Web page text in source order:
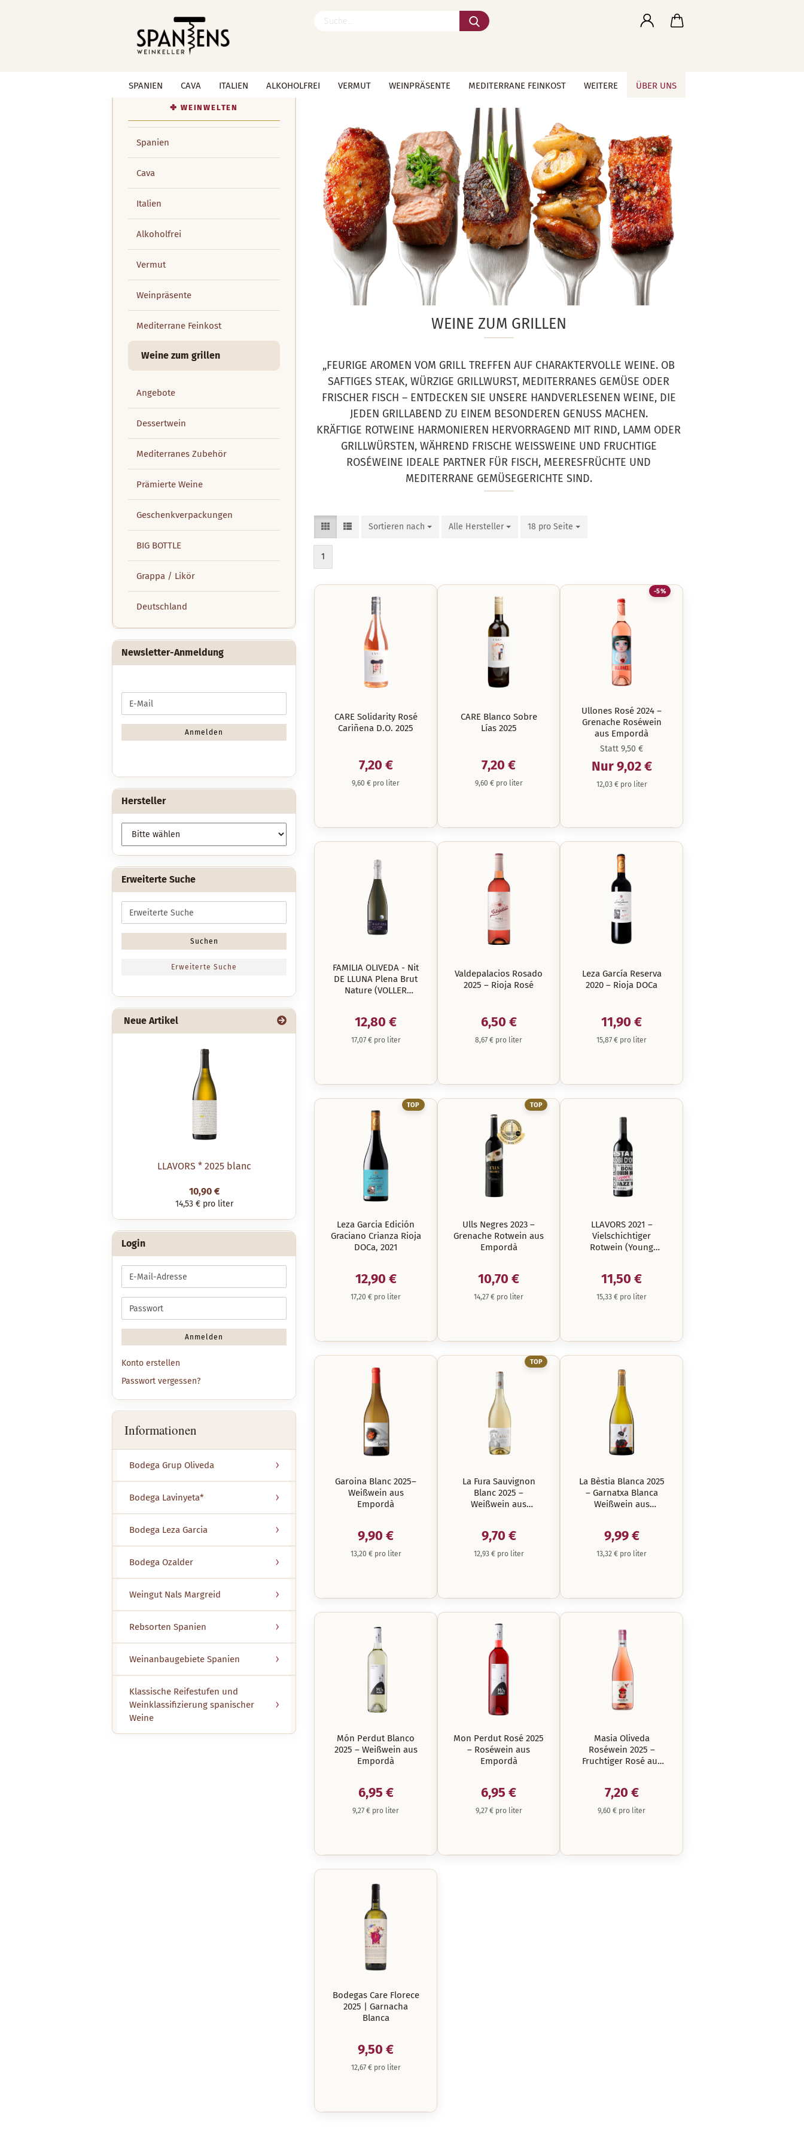
Suche...
SPANIEN CAVA ITALIEN ALKOHOLFREI VERMUT WEINPRÄSENTE MEDITERRANE FEINKOST ÜBER UNS
WEITERE
WEINE ZUM GRILLEN
„FEURIGE AROMEN VOM GRILL TREFFEN AUF CHARAKTERVOLLE WEINE. OB
SAFTIGES STEAK, WÜRZIGE GRILLWURST, MEDITERRANES GEMÜSE ODER
FRISCHER FISCH – ENTDECKEN SIE UNSERE HANDVERLESENEN WEINE, DIE
JEDEN GRILLABEND ZU EINEM BESONDEREN GENUSS MACHEN.
KRÄFTIGE ROTWEINE HARMONIEREN HERVORRAGEND MIT RIND, LAMM ODER
GRILLWÜRSTEN, WÄHREND FRISCHE WEISSWEINE UND FRUCHTIGE R
OSÉWEINE IDEALE PARTNER FÜR FISCH, MEERESFRÜCHTE UND M
EDITERRANE GEMÜSEGERICHTE SIND.
Sortieren nach
Sortieren nach Alle Hersteller
pro Seite 18 pro Seite
pro Seite
1
CARE Solidarity Rosé
Cariñena D.O. 2025
7,20 €
9,60 € pro liter
CARE Blanco Sobre
Lías 2025
7,20 €
9,60 € pro liter
-5%
Ullones Rosé 2024 –
Grenache Roséwein
aus Empordà
Statt 9,50 €
Nur 9,02 €
12,03 € pro liter
FAMILIA OLIVEDA - Nit
DE LLUNA Plena Brut
Nature (VOLLER
12,80 €
17,07 € pro liter
Valdepalacios Rosado
2025 – Rioja Rosé
6,50 €
8,67 € pro liter
Leza García Reserva
2020 – Rioja DOCa
11,90 €
15,87 € pro liter
TOP
Leza Garcia Edición
Graciano Crianza Rioja
DOCa, 2021
12,90 €
17,20 € pro liter
TOP
Ulls Negres 2023 –
Grenache Rotwein aus
Empordà
10,70 €
14,27 € pro liter
LLAVORS 2021 –
Vielschichtiger
Rotwein (Young
11,50 €
15,33 € pro liter
Garoina Blanc 2025–
Weißwein aus
Empordà
9,90 €
13,20 € pro liter
TOP
La Fura Sauvignon
Blanc 2025 –
Weißwein aus
9,70 €
12,93 € pro liter
La Bèstia Blanca 2025
– Garnatxa Blanca
Weißwein aus
9,99 €
13,32 € pro liter
Món Perdut Blanco
2025 – Weißwein aus
Empordà
6,95 €
9,27 € pro liter
Mon Perdut Rosé 2025
– Roséwein aus
Empordà
6,95 €
9,27 € pro liter
Masia Oliveda
Roséwein 2025 –
Fruchtiger Rosé aus
7,20 €
9,60 € pro liter
Bodegas Care Florece
2025 | Garnacha
Blanca
9,50 €
12,67 € pro liter
Spanien
Cava
Italien
Alkoholfrei
Vermut
Weinpräsente
Mediterrane Feinkost
Weine zum grillen
Angebote
Dessertwein
Mediterranes Zubehör
Prämierte Weine
Geschenkverpackungen
BIG BOTTLE
Grappa / Likör
Deutschland
Newsletter-Anmeldung
ZUR
E-
Mail
Anmelden
Hersteller
Erweiterte Suche
Erweiterte
Suche
Suchen
Erweiterte Suche
Neue Artikel
LLAVORS * 2025 blanc
10,90 €
14,53 € pro liter
Login
E-
Mail-
Adresse
Passwort
Anmelden
Konto erstellen
Passwort vergessen?
Informationen
Bodega Grup Oliveda
Bodega Lavinyeta*
Bodega Leza Garcia
Bodega Ozalder
Weingut Nals Margreid
Rebsorten Spanien
Weinanbaugebiete Spanien
Klassische Reifestufen und
Weinklassifizierung spanischer
Weine